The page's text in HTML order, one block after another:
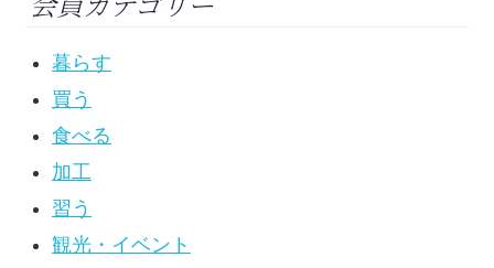
暮らす
買う
食べる
加工
習う
観光・イベント